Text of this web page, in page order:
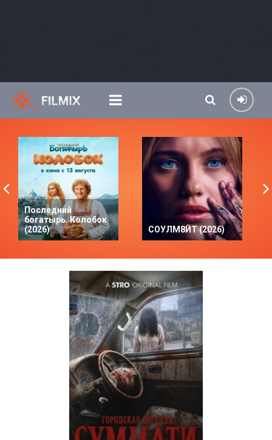
Последний
богатырь. Колобок
(2026)
СОУЛМ8ЙТ (2026)